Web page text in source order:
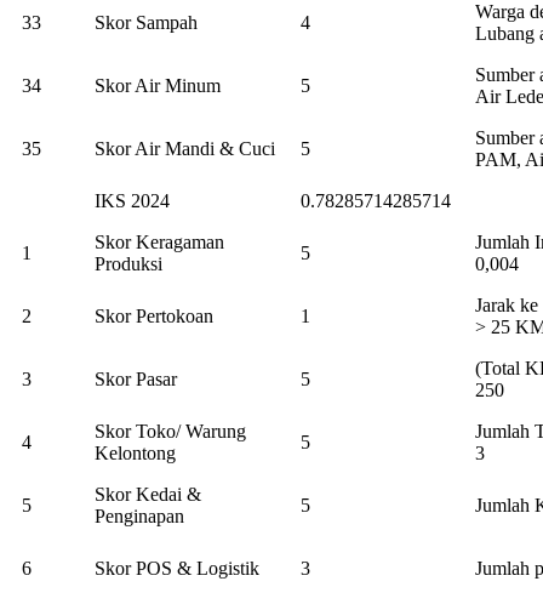
33 Skor Sampah 4
Warga
Lubang
34 Skor Air Minum 5
Sumber
Air
35 Skor Air Mandi & Cuci 5
Sumber
PAM,
IKS 2024
0.78285714285714
1
Skor Keragaman
Produksi
5
Jumlah
0,004
2 Skor Pertokoan 1
Jarak
> 25
3 Skor Pasar 5
(Total
250
4
Skor Toko/ Warung
Kelontong
5
Jumlah
3
5
Skor Kedai &
Penginapan
5 Jumlah
6 Skor POS & Logistik 3 Jumlah